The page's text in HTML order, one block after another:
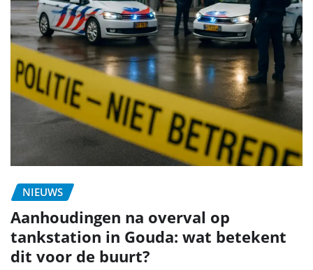
NIEUWS
Aanhoudingen na overval op
tankstation in Gouda: wat betekent
dit voor de buurt?